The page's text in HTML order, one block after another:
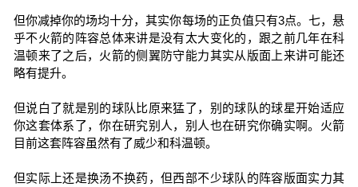
但你减掉你的场均十分，其实你每场的正负值只有3点。七，悬
乎不火箭的阵容总体来讲是没有太大变化的，跟之前几年在科
温顿来了之后，火箭的侧翼防守能力其实从版面上来讲可能还
略有提升。
但说白了就是别的球队比原来猛了，别的球队的球星开始适应
你这套体系了，你在研究别人，别人也在研究你确实啊。火箭
目前这套阵容虽然有了威少和科温顿。
但实际上还是换汤不换药，但西部不少球队的阵容版面实力其